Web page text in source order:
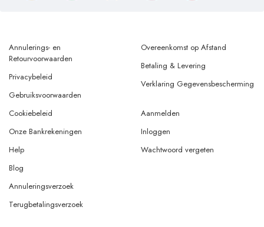
Annulerings- en
Retourvoorwaarden
Privacybeleid
Gebruiksvoorwaarden
Overeenkomst op Afstand
Betaling & Levering
Verklaring Gegevensbescherming
Cookiebeleid
Onze Bankrekeningen
Help
Aanmelden
Inloggen
Wachtwoord vergeten
Blog
Annuleringsverzoek
Terugbetalingsverzoek